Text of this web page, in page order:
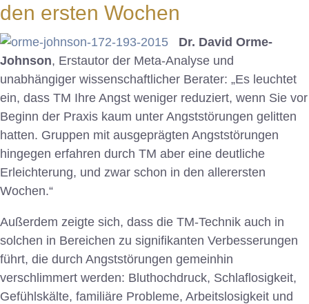
den ersten Wochen
Dr. David Orme-
Johnson, Erstautor der Meta-Analyse und
unabhängiger wissenschaftlicher Berater: „Es leuchtet
ein, dass TM Ihre Angst weniger reduziert, wenn Sie vor
Beginn der Praxis kaum unter Angststörungen gelitten
hatten. Gruppen mit ausgeprägten Angststörungen
hingegen erfahren durch TM aber eine deutliche
Erleichterung, und zwar schon in den allerersten
Wochen.“
Außerdem zeigte sich, dass die TM-Technik auch in
solchen in Bereichen zu signifikanten Verbesserungen
führt, die durch Angststörungen gemeinhin
verschlimmert werden: Bluthochdruck, Schlaflosigkeit,
Gefühlskälte, familiäre Probleme, Arbeitslosigkeit und